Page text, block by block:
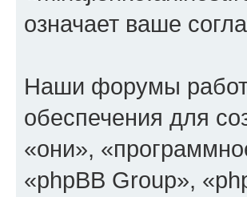
означает ваше
Наши форумы
обеспечения для
«они»,
«phpBB Group»,